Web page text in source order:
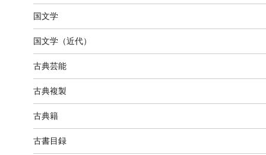
国文学
国文学（近代）
古典芸能
古典複製
古典籍
古書目録